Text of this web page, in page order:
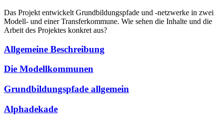
Das Projekt entwickelt Grundbildungspfade und -netzwerke in zwei
Modell- und einer Transferkommune. Wie sehen die Inhalte und die
Arbeit des Projektes konkret aus?
Allgemeine Beschreibung
Die Modellkommunen
Grundbildungspfade allgemein
Alphadekade